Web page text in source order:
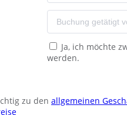
Ja, ich möchte
werden.
zu den allgemeinen